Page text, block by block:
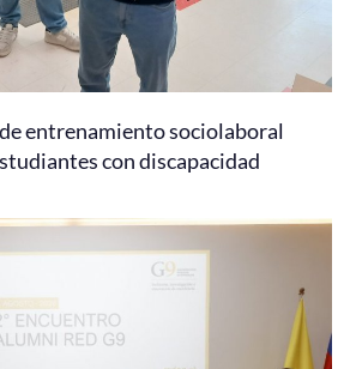
entrenamiento sociolaboral
con discapacidad